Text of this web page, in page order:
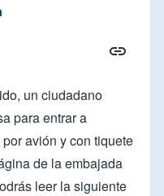
un ciudadano
para entrar a
avión y con tiquete
de la embajada
leer la siguiente